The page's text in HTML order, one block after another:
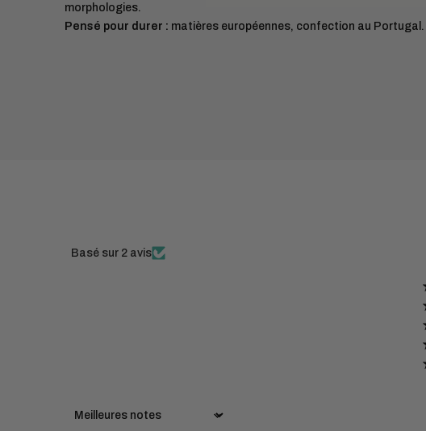
morphologies.
Pensé pour durer : matières européennes, confection au Portugal.
Basé sur 2 avis
Sort by